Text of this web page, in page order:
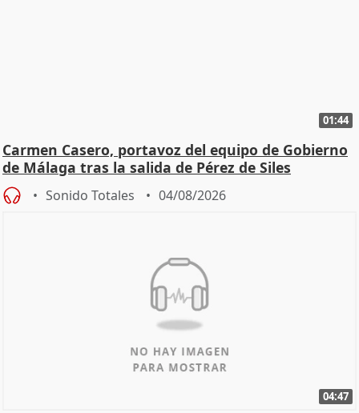
01:44
Carmen Casero, portavoz del equipo de Gobierno
de Málaga tras la salida de Pérez de Siles
Sonido Totales 04/08/2026
04:47